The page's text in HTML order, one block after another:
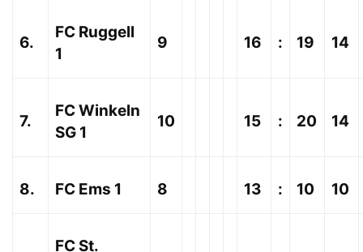
6.
FC Ruggell
1
9 16 : 19 14
7.
FC Winkeln
SG 1
10 15 : 20 14
8. FC Ems 1 8 13 : 10 10
FC St.